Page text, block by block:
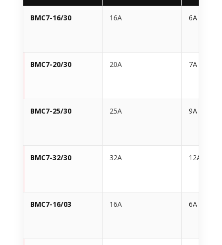
BMC7-16/30 16A 6A
BMC7-20/30 20A 7A
BMC7-25/30 25A 9A
BMC7-32/30 32A 12A
BMC7-16/03 16A 6A